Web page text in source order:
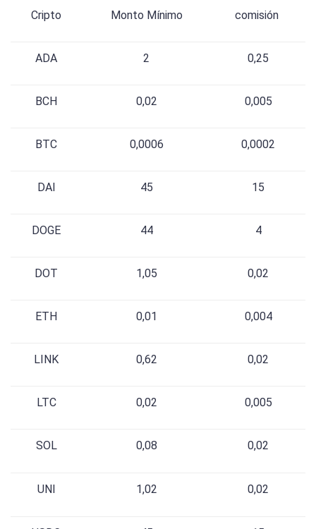
Cripto Monto Mínimo comisión
ADA 2 0,25
BCH 0,02 0,005
BTC 0,0006 0,0002
DAI 45 15
DOGE 44 4
DOT 1,05 0,02
ETH 0,01 0,004
LINK 0,62 0,02
LTC 0,02 0,005
SOL 0,08 0,02
UNI 1,02 0,02